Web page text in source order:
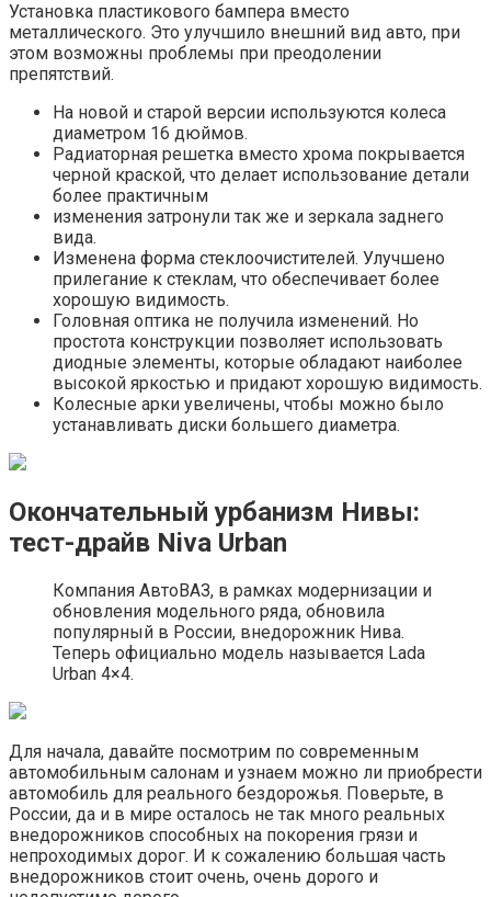
Установка пластикового бампера вместо
металлического. Это улучшило внешний вид авто, при
этом возможны проблемы при преодолении
препятствий.
На новой и старой версии используются колеса
диаметром 16 дюймов.
Радиаторная решетка вместо хрома покрывается
черной краской, что делает использование детали
более практичным
изменения затронули так же и зеркала заднего
вида.
Изменена форма стеклоочистителей. Улучшено
прилегание к стеклам, что обеспечивает более
хорошую видимость.
Головная оптика не получила изменений. Но
простота конструкции позволяет использовать
диодные элементы, которые обладают наиболее
высокой яркостью и придают хорошую видимость.
Колесные арки увеличены, чтобы можно было
устанавливать диски большего диаметра.
Окончательный урбанизм Нивы:
тест-драйв Niva Urban
Компания АвтоВАЗ, в рамках модернизации и
обновления модельного ряда, обновила
популярный в России, внедорожник Нива.
Теперь официально модель называется Lada
Urban 4×4.
Для начала, давайте посмотрим по современным
автомобильным салонам и узнаем можно ли приобрести
автомобиль для реального бездорожья. Поверьте, в
России, да и в мире осталось не так много реальных
внедорожников способных на покорения грязи и
непроходимых дорог. И к сожалению большая часть
внедорожников стоит очень, очень дорого и